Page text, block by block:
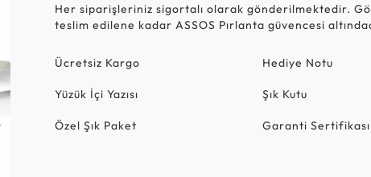
Her siparişleriniz sigortalı olarak gönderilmektedir.
teslim edilene kadar ASSOS Pırlanta güvencesi
Ücretsiz Kargo Hediye Notu
Yüzük İçi Yazısı Şık Kutu
Özel Şık Paket Garanti Sertifikası